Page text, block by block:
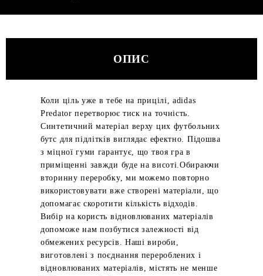
ОПИС
Коли ціль уже в тебе на прицілі, adidas
Predator перетворює тиск на точність.
Синтетичний матеріал верху цих футбольних
бутс для підлітків виглядає ефектно. Підошва
з міцної гуми гарантує, що твоя гра в
приміщенні завжди буде на висоті.Обираючи
вторинну переробку, ми можемо повторно
використовувати вже створені матеріали, що
допомагає скоротити кількість відходів.
Вибір на користь відновлюваних матеріалів
допоможе нам позбутися залежності від
обмежених ресурсів. Наші вироби,
виготовлені з поєднання перероблених і
відновлюваних матеріалів, містять не менше